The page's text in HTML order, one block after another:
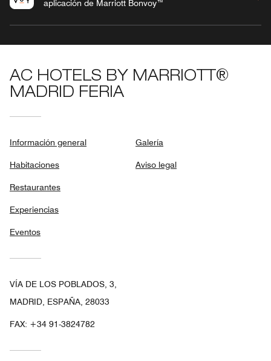
aplicación de Marriott Bonvoy™
AC HOTELS BY MARRIOTT®
MADRID FERIA
Información general
Habitaciones
Restaurantes
Experiencias
Eventos
Galería
Aviso legal
VÍA DE LOS POBLADOS, 3,
MADRID, ESPAÑA, 28033
FAX: +34 91-3824782